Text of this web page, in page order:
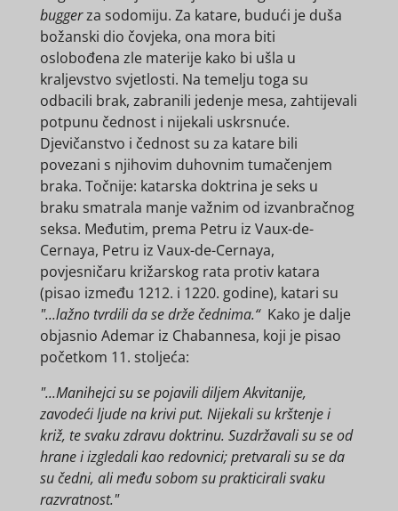
buggerza sodomiju. Za katare, budući je duša
božanski dio čovjeka, ona mora biti
oslobođena zle materije kako bi ušla u
kraljevstvo svjetlosti. Na temelju toga su
odbacili brak, zabranili jedenje mesa, zahtijevali
potpunu čednost i nijekali uskrsnuće.
Djevičanstvo i čednost su za katare bili
povezani s njihovim duhovnim tumačenjem
braka. Točnije: katarska doktrina je seks u
braku smatrala manje važnim od izvanbračnog
seksa. Međutim, prema Petru iz Vaux-de-
Cernaya, Petru iz Vaux-de-Cernaya,
povjesničaru križarskog rata protiv katara
(pisao između 1212. i 1220. godine), katari su
"...lažno tvrdili da se drže čednima.“ Kako je dalje
objasnio Ademar iz Chabannesa, koji je pisao
početkom 11. stoljeća:
"...Manihejci su se pojavili diljem Akvitanije,
zavodeći ljude na krivi put. Nijekali su krštenje i
križ, te svaku zdravu doktrinu. Suzdržavali su se od
hrane i izgledali kao redovnici; pretvarali su se da
su čedni, ali među sobom su prakticirali svaku
razvratnost."